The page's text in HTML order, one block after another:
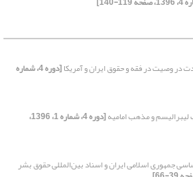
در وصیت در فقه و حقوق ایران و آمریکا [دوره 4، شماره
و مذهب امامیه [دوره 4، شماره 1، 1396،
جمهوری اسلامی ایران و اسناد بین‌المللی حقوق بشر